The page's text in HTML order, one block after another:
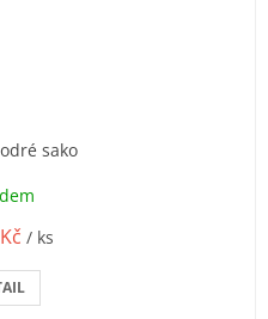
sako
/ ks